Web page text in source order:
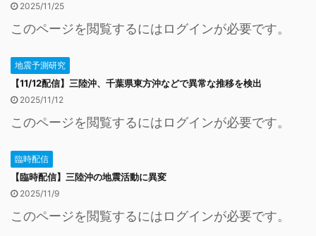
2025/11/25
このページを閲覧するにはログインが必要です。
地震予測研究
【11/12配信】三陸沖、千葉県東方沖などで異常な推移を検出
2025/11/12
このページを閲覧するにはログインが必要です。
臨時配信
【臨時配信】三陸沖の地震活動に異変
2025/11/9
このページを閲覧するにはログインが必要です。